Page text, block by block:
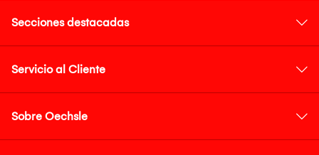
Secciones destacadas
Servicio al Cliente
Sobre Oechsle